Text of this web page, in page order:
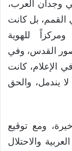
وجدان العرب،
بل كانت
للهوية
القدس، وفي
الإعلام، كانت
يندمل، والحق
ومع توقيع
والاحتلال